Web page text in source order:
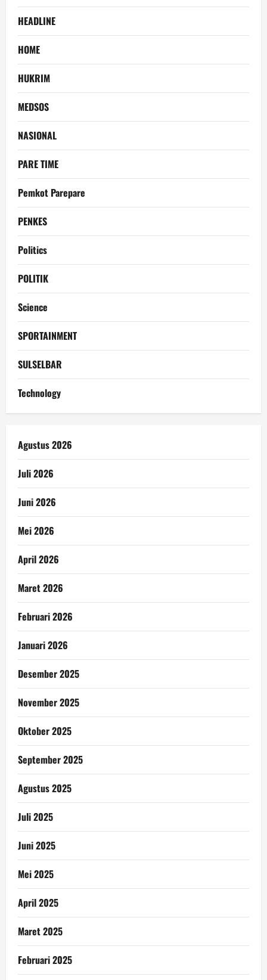
HEADLINE
HOME
HUKRIM
MEDSOS
NASIONAL
PARE TIME
Pemkot Parepare
PENKES
Politics
POLITIK
Science
SPORTAINMENT
SULSELBAR
Technology
Agustus 2026
Juli 2026
Juni 2026
Mei 2026
April 2026
Maret 2026
Februari 2026
Januari 2026
Desember 2025
November 2025
Oktober 2025
September 2025
Agustus 2025
Juli 2025
Juni 2025
Mei 2025
April 2025
Maret 2025
Februari 2025